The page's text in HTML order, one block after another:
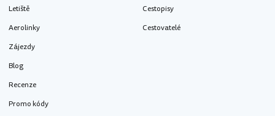
Letiště
Aerolinky
Zájezdy
Blog
Recenze
Promo kódy
Cestopisy
Cestovatelé